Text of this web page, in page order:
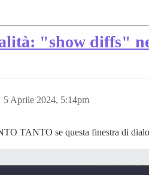
"show diffs"
5 Aprile 2024, 5:14pm
TANTO se questa finestra di